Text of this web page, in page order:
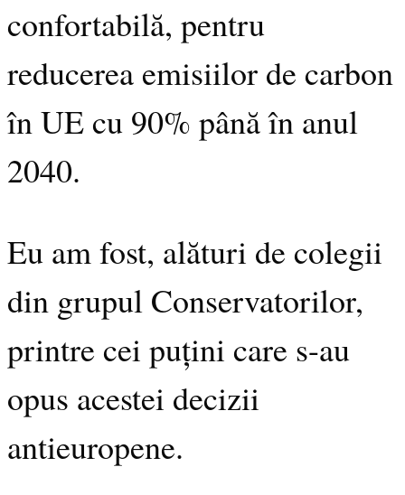
confortabilă, pentru
reducerea emisiilor de carbon
în UE cu 90% până în anul
2040.
Eu am fost, alături de colegii
din grupul Conservatorilor,
printre cei puțini care s-au
opus acestei decizii
antieuropene.